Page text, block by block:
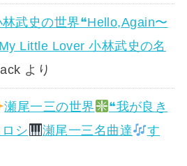
林武史の世界❝Hello,Again〜
My Little Lover 小林武史の名
より
瀬尾一三の世界
❝我が良き
シ 瀬尾一三名曲達
す